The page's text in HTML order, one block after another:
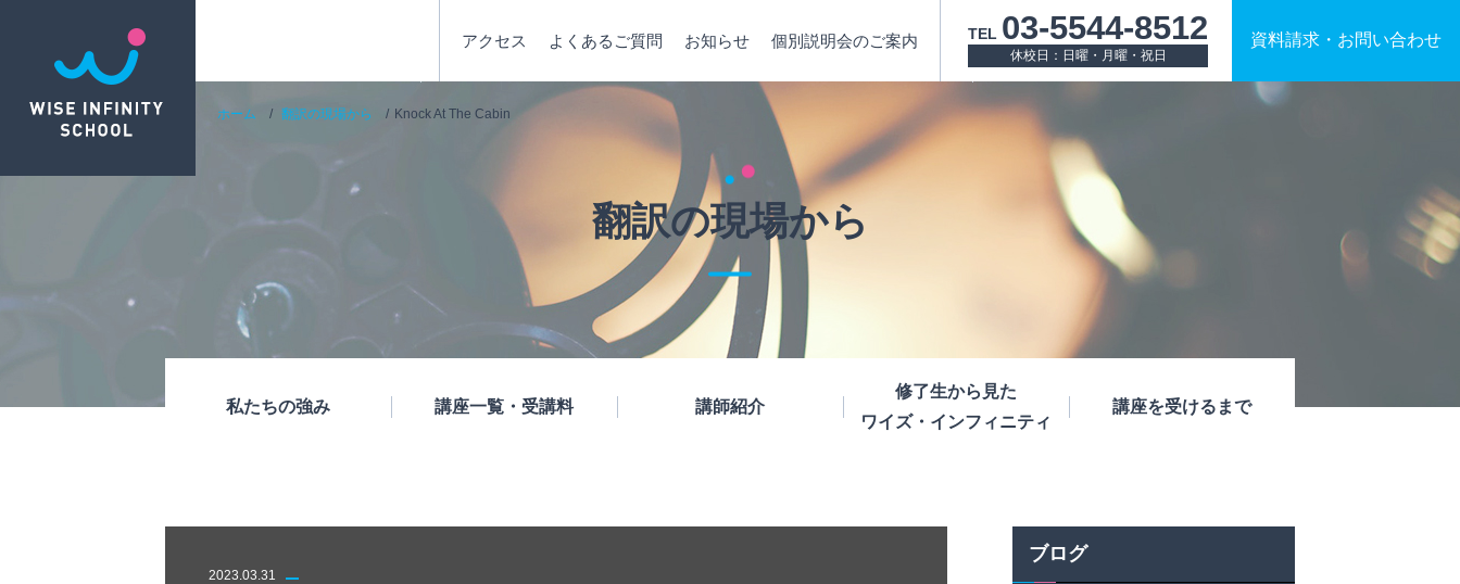
TEL 03-5544-8512
休校日：日曜・月曜・祝日
資料請求 ・ お問い合わせ
私たちの強み 講座一覧・受講料 講師紹介
修了生から見た
ワイズ・インフィニティ
講座を受けるまで
アクセス よくあるご質問 お知らせ 個別説明会のご案内
ホーム 翻訳の現場から Knock At The Cabin
翻訳の現場から
2023.03.31
ブログ